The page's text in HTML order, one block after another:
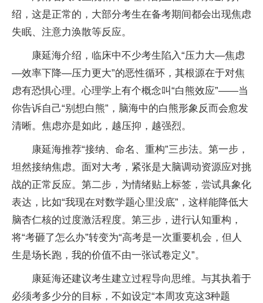
绍，这是正常的，大部分考生在备考期间都会出现焦虑
失眠、注意力涣散等反应。
康延海介绍，临床中不少考生陷入“压力大—焦虑
—效率下降—压力更大”的恶性循环，其根源在于对焦
虑有恐惧心理。心理学上有个概念叫“白熊效应”——当
你告诉自己“别想白熊”，脑海中的白熊形象反而会愈发
清晰。焦虑亦是如此，越压抑，越强烈。
康延海推荐“接纳、命名、重构”三步法。第一步，
坦然接纳焦虑。面对大考，紧张是大脑调动资源应对挑
战的正常反应。第二步，为情绪贴上标签，尝试具象化
表达，比如“我现在对数学题心里没底”，这样能降低大
脑杏仁核的过度激活程度。第三步，进行认知重构，
将“考砸了怎么办”转变为“高考是一次重要机会，但人
生是场长跑，我的价值不由一张试卷定义”。
康延海还建议考生建立过程导向思维。与其执着于
必须考多少分的目标，不如设定“本周攻克这3种题